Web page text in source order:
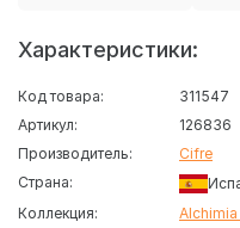
Характеристики:
Код товара:
311547
Артикул:
126836
Производитель:
Cifre
Страна:
Коллекция: